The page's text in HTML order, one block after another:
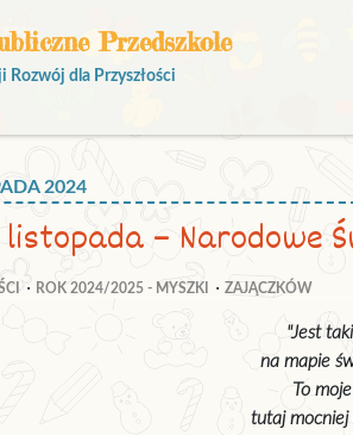
Przedszkole
Rozwój dla Przyszłości
2024
listopada – Narodowe
ROK 2024/2025 - MYSZKI ZAJĄCZKÓW
"Jest
na mapie
To
tutaj mocniej